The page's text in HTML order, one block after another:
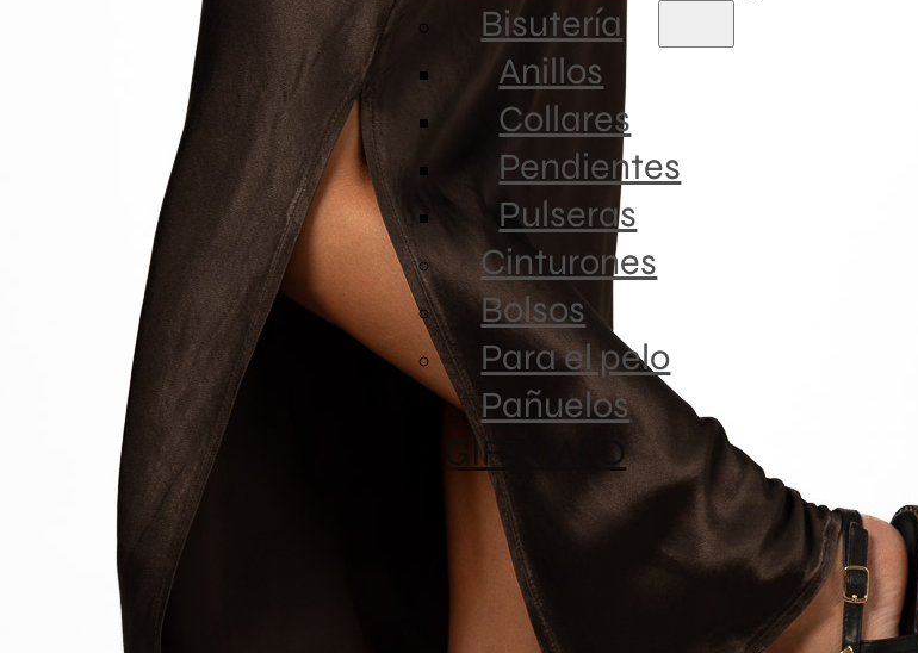
Bisutería
Anillos
Collares
Pendientes
Pulseras
Cinturones
Bolsos
Para el pelo
Pañuelos
GIFT CARD